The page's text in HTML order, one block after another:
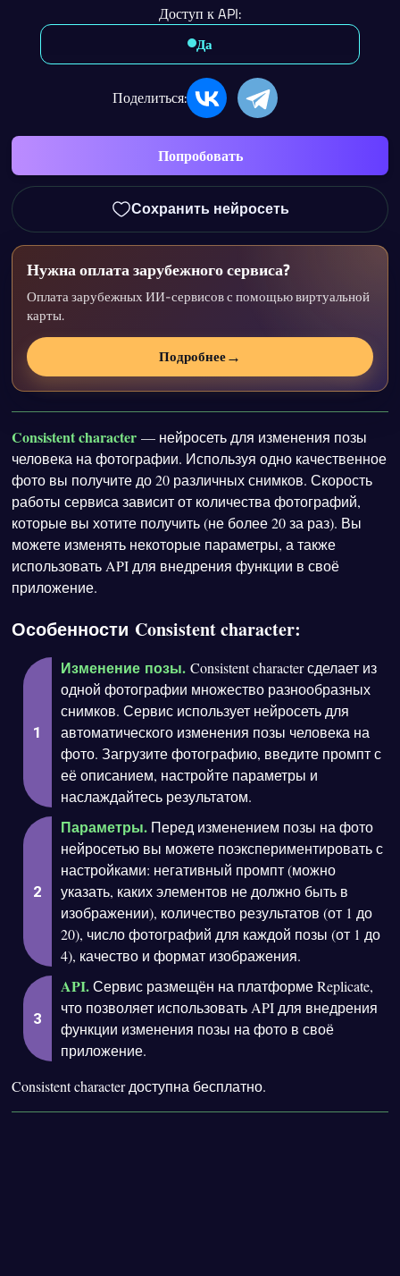
Доступ к API:
Да
Поделиться:
Попробовать
Сохранить нейросеть
Нужна оплата зарубежного сервиса?
Оплата зарубежных ИИ-сервисов с помощью виртуальной
карты.
Подробнее→
Consistent character — нейросеть для изменения позы
человека на фотографии. Используя одно качественное
фото вы получите до 20 различных снимков. Скорость
работы сервиса зависит от количества фотографий,
которые вы хотите получить (не более 20 за раз). Вы
можете изменять некоторые параметры, а также
использовать API для внедрения функции в своё
приложение.
Особенности Consistent character:
Изменение позы. Consistent character сделает из
одной фотографии множество разнообразных
снимков. Сервис использует нейросеть для
автоматического изменения позы человека на
фото. Загрузите фотографию, введите промпт с
её описанием, настройте параметры и
наслаждайтесь результатом.
Параметры. Перед изменением позы на фото
нейросетью вы можете поэкспериментировать с
настройками: негативный промпт (можно
указать, каких элементов не должно быть в
изображении), количество результатов (от 1 до
20), число фотографий для каждой позы (от 1 до
4), качество и формат изображения.
API.Сервис размещён на платформе Replicate,
что позволяет использовать API для внедрения
функции изменения позы на фото в своё
приложение.
Consistent character доступна бесплатно.